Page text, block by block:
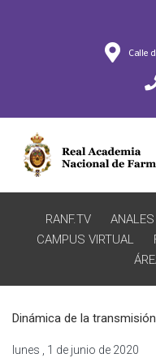
Calle
RANF.TV
CAMPUS VIRTUAL
Dinámica de la
lunes , 1 de junio de 2020